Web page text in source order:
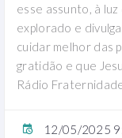
esse assunto, à
explorado e
cuidar melhor das
gratidão e que
Rádio
12/05/2025